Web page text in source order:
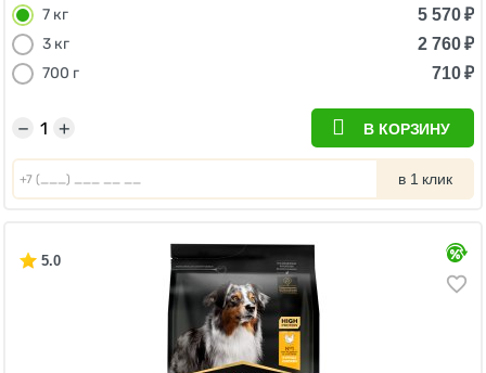
7 кг 5 570₽
3 кг
2 760₽
700 г
710₽
+
− В КОРЗИНУ
в 1 клик
5.0